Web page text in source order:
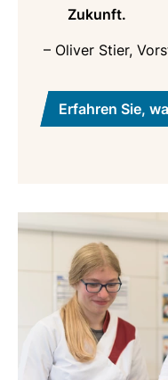
Zukunft.
– Oliver Stier,
Erfahren Sie,